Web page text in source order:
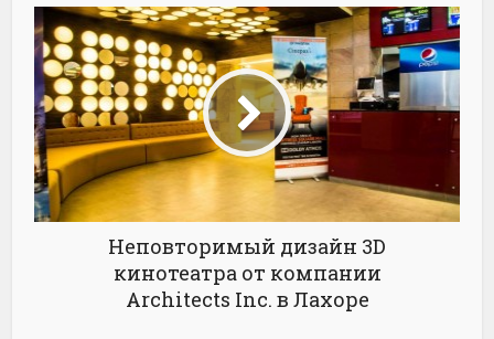
Неповторимый дизайн 3D
кинотеатра от компании
Architects Inc. в Лахоре